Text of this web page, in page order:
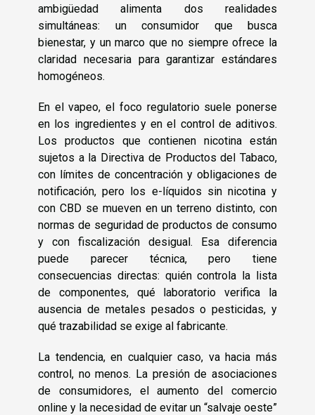
ambigüedad alimenta dos realidades
simultáneas: un consumidor que busca
bienestar, y un marco que no siempre ofrece la
claridad necesaria para garantizar estándares
homogéneos.
En el vapeo, el foco regulatorio suele ponerse
en los ingredientes y en el control de aditivos.
Los productos que contienen nicotina están
sujetos a la Directiva de Productos del Tabaco,
con límites de concentración y obligaciones de
notificación, pero los e-líquidos sin nicotina y
con CBD se mueven en un terreno distinto, con
normas de seguridad de productos de consumo
y con fiscalización desigual. Esa diferencia
puede parecer técnica, pero tiene
consecuencias directas: quién controla la lista
de componentes, qué laboratorio verifica la
ausencia de metales pesados o pesticidas, y
qué trazabilidad se exige al fabricante.
La tendencia, en cualquier caso, va hacia más
control, no menos. La presión de asociaciones
de consumidores, el aumento del comercio
online y la necesidad de evitar un “salvaje oeste”